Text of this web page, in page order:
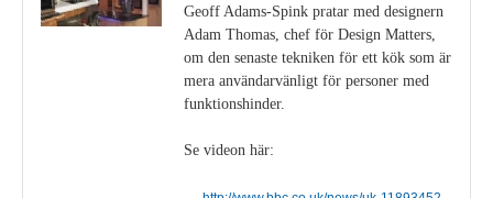
Geoff Adams-Spink pratar med designern
Adam Thomas, chef för Design Matters,
om den senaste tekniken för ett kök som är
mera användarvänligt för personer med
funktionshinder.
Se videon här: